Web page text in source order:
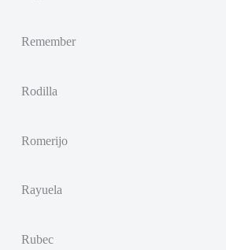
Remember
Rodilla
Romerijo
Rayuela
Rubec